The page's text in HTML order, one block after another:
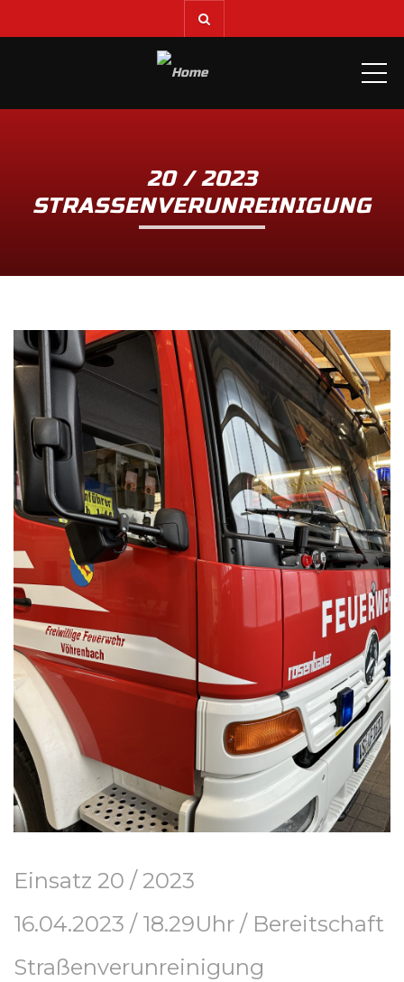
20 / 2023
STRASSENVERUNREINIGUNG
Einsatz 20 / 2023
16.04.2023 / 18.29Uhr / Bereitschaft
Straßenverunreinigung